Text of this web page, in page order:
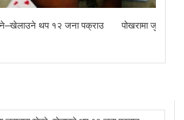
थप १२ जना पक्राउ पोखरामा